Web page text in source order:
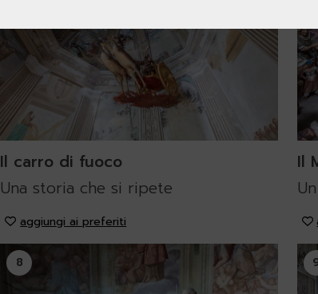
Il carro di fuoco
Una storia che si ripete
aggiungi ai preferiti
Il
8